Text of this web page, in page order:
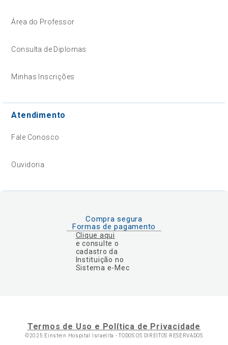
Área do Professor
Consulta de Diplomas
Minhas Inscrições
Atendimento
Fale Conosco
Ouvidoria
Compra segura
Formas de pagamento
Clique aqui
e consulte o
cadastro da
Instituição no
Sistema e-Mec
Termos de Uso e Política de Privacidade
©2025 Einstein Hospital Israelita -TODOS OS DIREITOS RESERVADOS